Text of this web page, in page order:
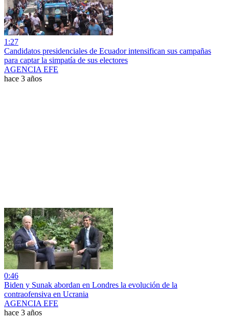
1:27
Candidatos presidenciales de Ecuador intensifican sus campañas
para captar la simpatía de sus electores
AGENCIA EFE
hace 3 años
0:46
Biden y Sunak abordan en Londres la evolución de la
contraofensiva en Ucrania
AGENCIA EFE
hace 3 años